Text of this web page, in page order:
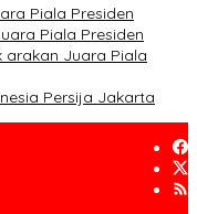
Piala Presiden
Piala Presiden
arakan Juara Piala
Persija Jakarta